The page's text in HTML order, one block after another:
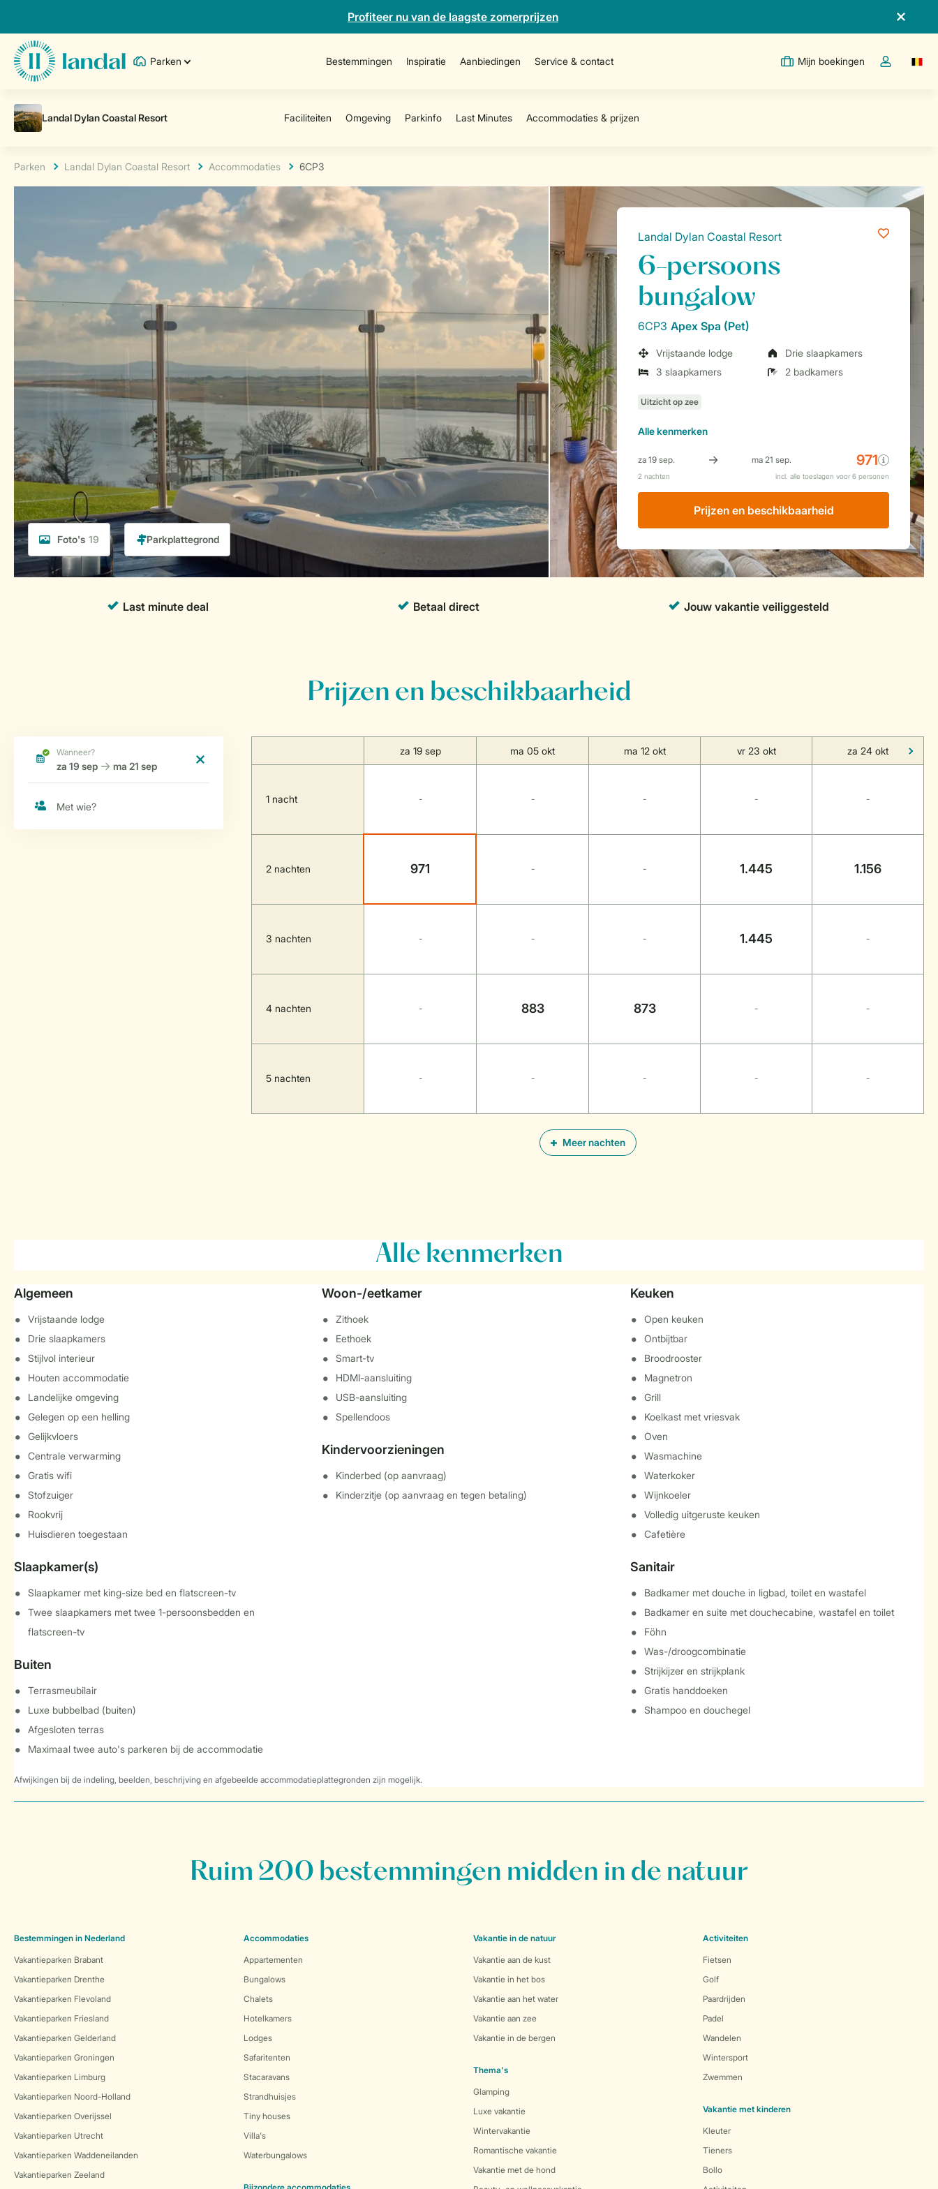
Profiteer nu van de laagste zomerprijzen
Parken Bestemmingen Inspiratie Aanbiedingen Service & contact Mijn boekingen
Open de
Parken Landal Dylan Coastal Resort Accommodaties 6CP3
Foto's 19
Landal Dylan Coastal Resort
6-persoons
bungalow
6CP3 Apex Spa (Pet)
Vrijstaande lodge
Drie slaapkamers
3 slaapkamers
2 badkamers
Allekenmerken
Prijzen en beschikbaarheid
Prijzen en beschikbaarheid
Meer nachten
za 19 sep ma 05 okt ma 12 okt vr 23 okt za 24 okt
1 nacht - - - - -
2 nachten 971 - - 1.445 1.156
3 nachten - - - 1.445 -
4 nachten - 883 873 - -
5 nachten - - - - -
Alle kenmerken
Algemeen
Vrijstaande lodge
Drie slaapkamers
Stijlvol interieur
Houten accommodatie
Landelijke omgeving
Gelegen op een helling
Gelijkvloers
Centrale verwarming
Gratis wifi
Stofzuiger
Rookvrij
Huisdieren toegestaan
Slaapkamer(s)
Slaapkamer met king-size bed en flatscreen-tv
Twee slaapkamers met twee 1-persoonsbedden en
flatscreen-tv
Buiten
Terrasmeubilair
Luxe bubbelbad (buiten)
Afgesloten terras
Maximaal twee auto's parkeren bij de accommodatie
Woon-/eetkamer
Zithoek
Eethoek
Smart-tv
HDMI-aansluiting
USB-aansluiting
Spellendoos
Kindervoorzieningen
Kinderbed (op aanvraag)
Kinderzitje (op aanvraag en tegen betaling)
Keuken
Open keuken
Ontbijtbar
Broodrooster
Magnetron
Grill
Koelkast met vriesvak
Oven
Wasmachine
Waterkoker
Wijnkoeler
Volledig uitgeruste keuken
Cafetière
Sanitair
Badkamer met douche in ligbad, toilet en wastafel
Badkamer en suite met douchecabine, wastafel en toilet
Föhn
Was-/droogcombinatie
Strijkijzer en strijkplank
Gratis handdoeken
Shampoo en douchegel
Afwijkingen bij de indeling, beelden, beschrijving en afgebeelde accommodatieplattegronden zijn mogelijk.
Ruim 200 bestemmingen midden in de natuur
Bestemmingen in Nederland
Vakantieparken Brabant
Vakantieparken Drenthe
Vakantieparken Flevoland
Vakantieparken Friesland
Vakantieparken Gelderland
Vakantieparken Groningen
Vakantieparken Limburg
Vakantieparken Noord-Holland
Vakantieparken Overijssel
Vakantieparken Utrecht
Vakantieparken Waddeneilanden
Vakantieparken Zeeland
Accommodaties
Appartementen
Bungalows
Chalets
Hotelkamers
Lodges
Safaritenten
Stacaravans
Strandhuisjes
Tiny houses
Villa's
Waterbungalows
Vakantie in de natuur
Vakantie aan de kust
Vakantie in het bos
Vakantie aan het water
Vakantie aan zee
Vakantie in de bergen
Thema's
Glamping
Luxe vakantie
Wintervakantie
Romantische vakantie
Vakantie met de hond
Activiteiten
Fietsen
Golf
Paardrijden
Padel
Wandelen
Wintersport
Zwemmen
Vakantie met kinderen
Kleuter
Tieners
Bollo